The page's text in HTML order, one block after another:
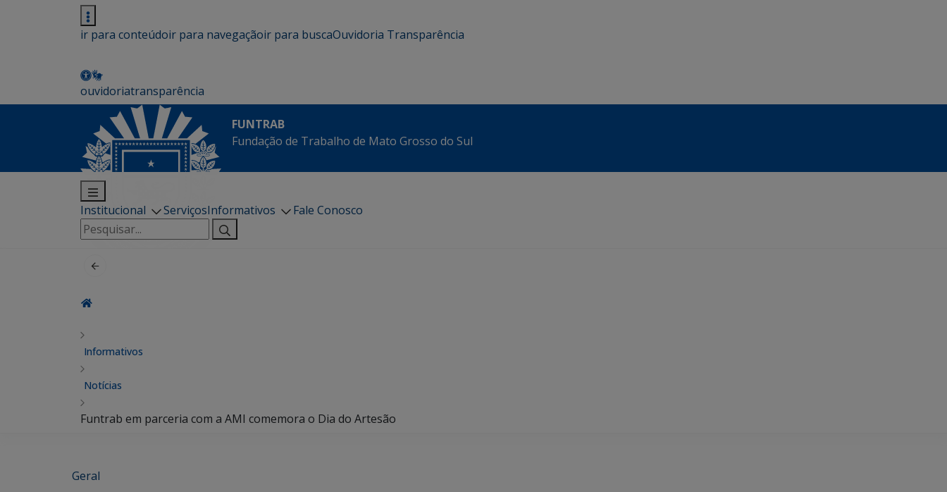
ir para conteúdoir para navegaçãoir para buscaOuvidoria Transparência
ouvidoriatransparência
FUNTRAB
Fundação de Trabalho de Mato Grosso do Sul
Institucional ServiçosInformativos
Fale Conosco
Pesquisar
por:
Informativos
Notícias
Funtrab em parceria com a AMI comemora o Dia do Artesão
Geral